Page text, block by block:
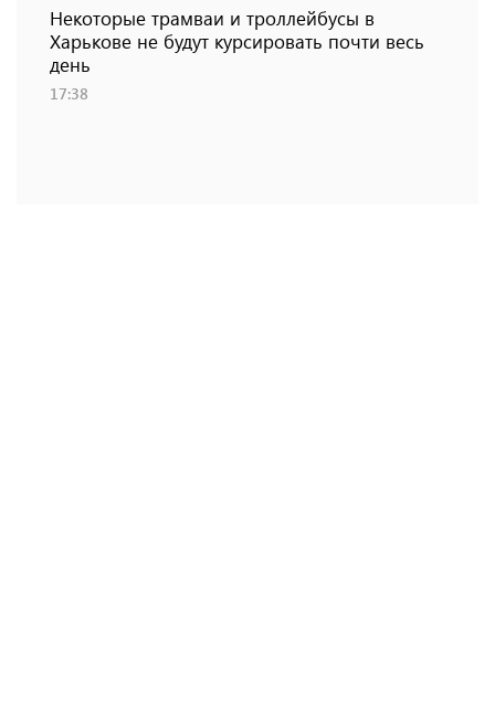
Некоторые трамваи и троллейбусы в
Харькове не будут курсировать почти весь
день
17:38